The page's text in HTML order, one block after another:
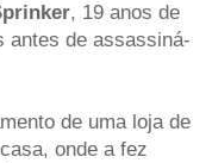
, 19 anos de
antes de assassiná-
de uma loja de
onde a fez